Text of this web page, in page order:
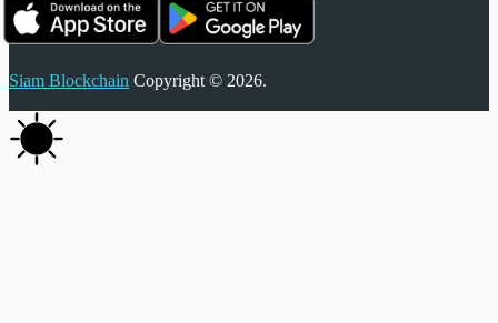
Siam Blockchain Copyright © 2026.